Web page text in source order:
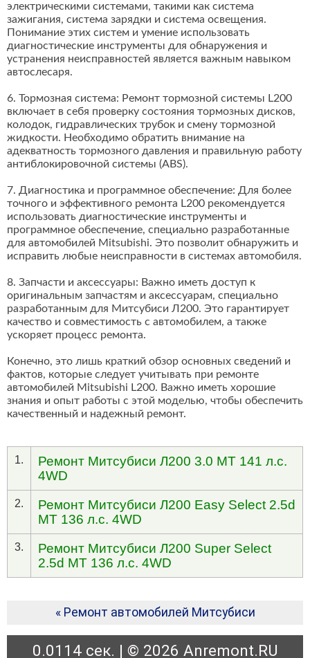
электрическими системами, такими как система
зажигания, система зарядки и система освещения.
Понимание этих систем и умение использовать
диагностические инструменты для обнаружения и
устранения неисправностей является важным навыком
автослесаря.
6. Тормозная система: Ремонт тормозной системы L200
включает в себя проверку состояния тормозных дисков,
колодок, гидравлических трубок и смену тормозной
жидкости. Необходимо обратить внимание на
адекватность тормозного давления и правильную работу
антиблокировочной системы (ABS).
7. Диагностика и программное обеспечение: Для более
точного и эффективного ремонта L200 рекомендуется
использовать диагностические инструменты и
программное обеспечение, специально разработанные
для автомобилей Mitsubishi. Это позволит обнаружить и
исправить любые неисправности в системах автомобиля.
8. Запчасти и аксессуары: Важно иметь доступ к
оригинальным запчастям и аксессуарам, специально
разработанным для Митсубиси Л200. Это гарантирует
качество и совместимость с автомобилем, а также
ускоряет процесс ремонта.
Конечно, это лишь краткий обзор основных сведений и
фактов, которые следует учитывать при ремонте
автомобилей Mitsubishi L200. Важно иметь хорошие
знания и опыт работы с этой моделью, чтобы обеспечить
качественный и надежный ремонт.
1.
Ремонт Митсубиси Л200 3.0 MT 141 л.с.
4WD
2.
Ремонт Митсубиси Л200 Easy Select 2.5d
MT 136 л.с. 4WD
3.
Ремонт Митсубиси Л200 Super Select
2.5d MT 136 л.с. 4WD
« Ремонт автомобилей Митсубиси
0.0114 сек. | © 2026 Anremont.RU